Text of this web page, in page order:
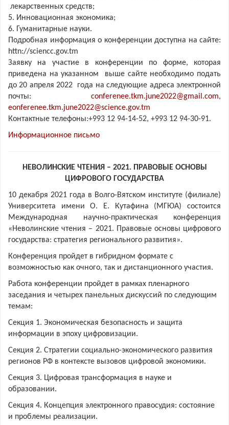
лекарственных средств;
5. Инновационная экономика;
6. Гуманитарные науки.
Подробная информация о конференции доступна на сайте:
httn://sciencc.gov.tm
Заявку на участие в конференции по форме, которая
приведена на указанном выше сайте необходимо подать
до 20 апреля 2022 года на следующие адреса электронной
почты: conferenee.tkm.june2022@gmail.com,
eonferenee.tkm.june2022@science.gov.tm
Контактные телефоны:+993 12 94-14-52, +993 12 94-30-91.
Информационное письмо
НЕВОЛИНСКИЕ ЧТЕНИЯ – 2021. ПРАВОВЫЕ ОСНОВЫ
ЦИФРОВОГО ГОСУДАРСТВА
10 декабря 2021 года в Волго-Вятском институте (филиале)
Университета имени О. Е. Кутафина (МГЮА) состоится
Международная научно-практическая конференция
«Неволинские чтения – 2021. Правовые основы цифрового
государства: стратегия регионального развития».
Конференция пройдет в гибридном формате с
возможностью как очного, так и дистанционного участия.
Работа конференции пройдет в рамках пленарного
заседания и четырех панельных дискуссий по следующим
темам:
Секция 1. Экономическая безопасность и защита
информации в эпоху цифровизации.
Секция 2. Стратегии социально-экономического развития
регионов РФ в контексте вызовов цифровой экономики.
Секция 3. Цифровая трансформация в науке и
образовании.
Секция 4. Концепция электронного правосудия: состояние
и проблемы реализации.